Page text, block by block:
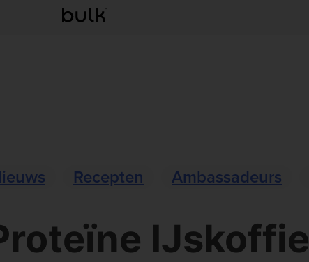
Recepten Ambassadeurs
IJskoffie